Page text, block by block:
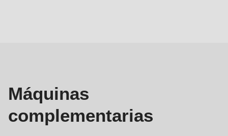
Máquinas
complementarias